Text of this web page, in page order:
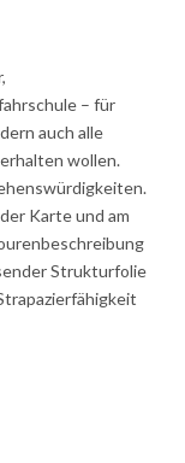
– für
auch alle
wollen.
Karte und am
Strukturfolie